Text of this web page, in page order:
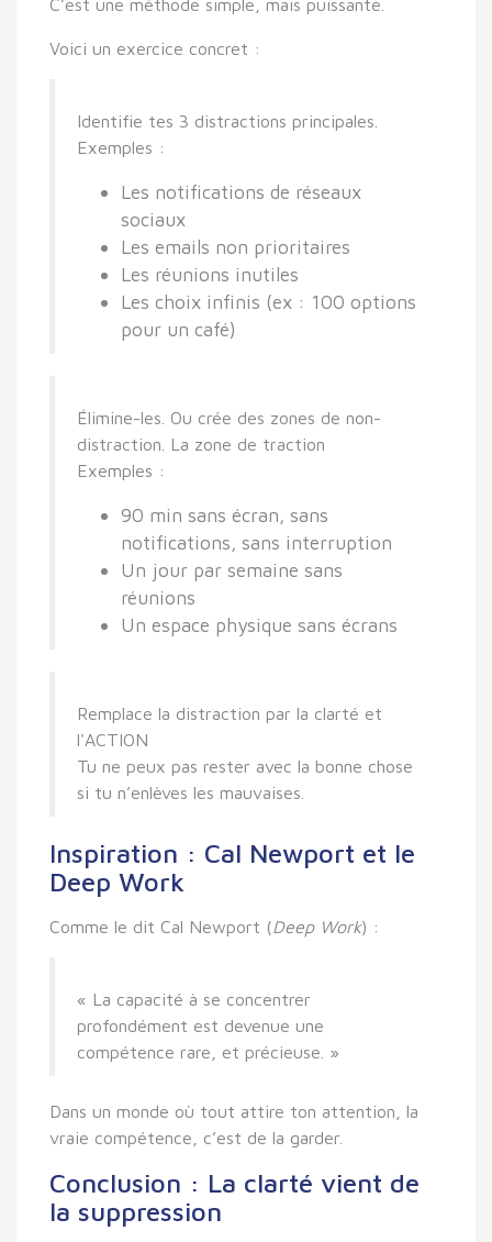
C’est une méthode simple, mais puissante.
Voici un exercice concret :
Identifie tes 3 distractions principales.
Exemples :
Les notifications de réseaux
sociaux
Les emails non prioritaires
Les réunions inutiles
Les choix infinis (ex : 100 options
pour un café)
Élimine-les. Ou crée des zones de non-
distraction. La zone de traction
Exemples :
90 min sans écran, sans
notifications, sans interruption
Un jour par semaine sans
réunions
Un espace physique sans écrans
Remplace la distraction par la clarté et
l'ACTION
Tu ne peux pas rester avec la bonne chose
si tu n’enlèves les mauvaises.
Inspiration : Cal Newport et le
Deep Work
Comme le dit Cal Newport (Deep Work) :
« La capacité à se concentrer
profondément est devenue une
compétence rare, et précieuse. »
Dans un monde où tout attire ton attention, la
vraie compétence, c’est de la garder.
Conclusion : La clarté vient de
la suppression